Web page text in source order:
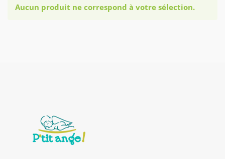
Aucun produit ne correspond à votre sélection.